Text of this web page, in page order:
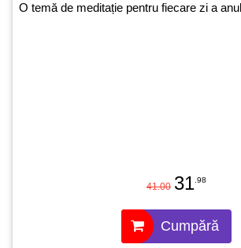
O temă de meditație pentru fiecare zi a
41.00 31 .98
Cumpără